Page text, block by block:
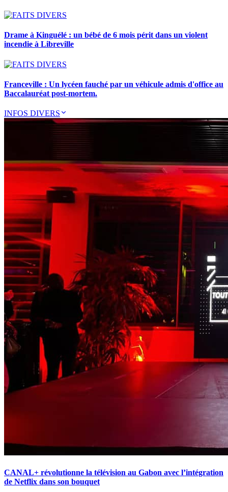
Drame à Kinguélé : un bébé de 6 mois périt dans un violent
incendie à Libreville
Franceville : Un lycéen fauché par un véhicule admis d'office au
Baccalauréat post-mortem.
INFOS DIVERS
CANAL+ révolutionne la télévision au Gabon avec l’intégration
de Netflix dans son bouquet